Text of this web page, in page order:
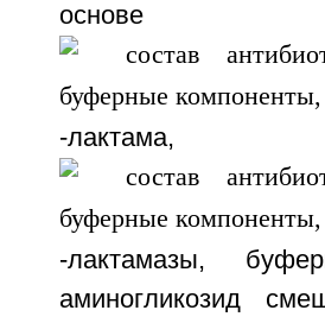
основе
-
-лактамазы,
аминогликозид